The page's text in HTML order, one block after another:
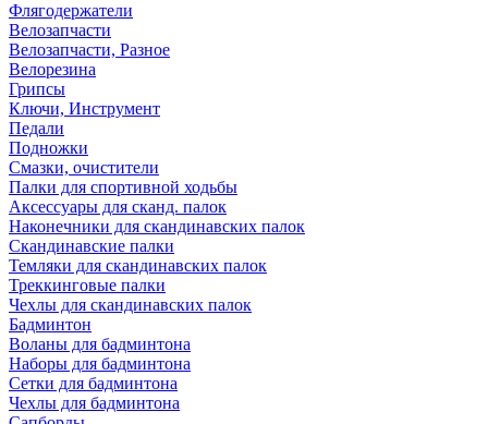
Флягодержатели
Велозапчасти
Велозапчасти, Разное
Велорезина
Грипсы
Ключи, Инструмент
Педали
Подножки
Смазки, очистители
Палки для спортивной ходьбы
Аксессуары для сканд. палок
Наконечники для скандинавских палок
Скандинавские палки
Темляки для скандинавских палок
Треккинговые палки
Чехлы для скандинавских палок
Бадминтон
Воланы для бадминтона
Наборы для бадминтона
Сетки для бадминтона
Чехлы для бадминтона